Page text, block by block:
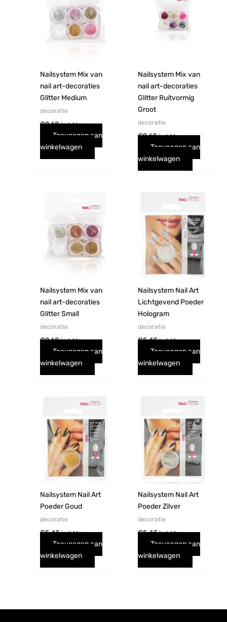
Nailsystem Mix van
nail art-decoraties
Glitter Medium
decoratie
€9,68 incl. btw
Toevoegen aan
winkelwagen
Nailsystem Mix van
nail art-decoraties
Glitter Ruitvormig
Groot
decoratie
€9,68 incl. btw
Toevoegen aan
winkelwagen
Nailsystem Mix van
nail art-decoraties
Glitter Small
decoratie
€9,68 incl. btw
Toevoegen aan
winkelwagen
Nailsystem Nail Art
Lichtgevend Poeder
Hologram
decoratie
€5,45 incl. btw
Toevoegen aan
winkelwagen
Nailsystem Nail Art
Poeder Goud
decoratie
€5,45 incl. btw
Toevoegen aan
winkelwagen
Nailsystem Nail Art
Poeder Zilver
decoratie
€5,45 incl. btw
Toevoegen aan
winkelwagen